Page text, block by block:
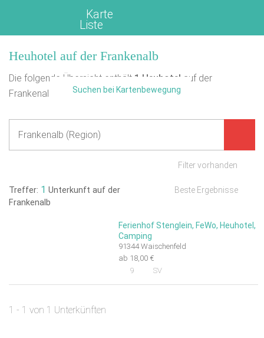
Karte
Liste
Heuhotel auf der Frankenalb
Die folgende Übersicht enthält 1 Heuhotel auf der
Frankenalb.
Filter vorhanden
Treffer: 1 Unterkunft auf der
Frankenalb
Beste Ergebnisse
Ferienhof Stenglein, FeWo, Heuhotel,
Camping
91344 Waischenfeld
ab 18,00 €
9
SV
1 - 1 von 1 Unterkünften
Suchen bei Kartenbewegung